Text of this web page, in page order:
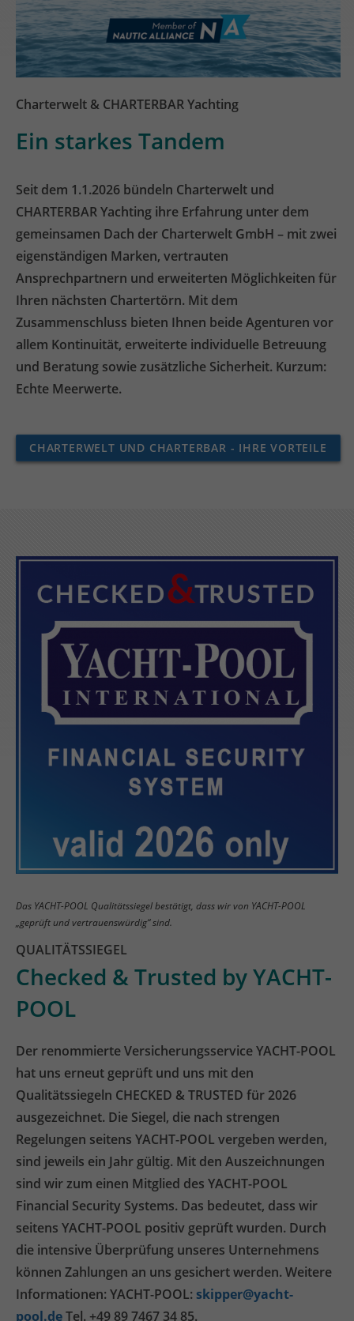
Charterwelt & CHARTERBAR Yachting
Ein starkes Tandem
Seit dem 1.1.2026 bündeln Charterwelt und
CHARTERBAR Yachting ihre Erfahrung unter dem
gemeinsamen Dach der Charterwelt GmbH – mit zwei
eigenständigen Marken, vertrauten
Ansprechpartnern und erweiterten Möglichkeiten für
Ihren nächsten Chartertörn. Mit dem
Zusammenschluss bieten Ihnen beide Agenturen vor
allem Kontinuität, erweiterte individuelle Betreuung
und Beratung sowie zusätzliche Sicherheit. Kurzum:
Echte Meerwerte.
CHARTERWELT UND CHARTERBAR - IHRE VORTEILE
Das YACHT-POOL Qualitätssiegel bestätigt, dass wir von YACHT-POOL
„geprüft und vertrauenswürdig“ sind.
QUALITÄTSSIEGEL
Checked & Trusted by YACHT-
POOL
Der renommierte Versicherungsservice YACHT-POOL
hat uns erneut geprüft und uns mit den
Qualitätssiegeln CHECKED & TRUSTED für 2026
ausgezeichnet. Die Siegel, die nach strengen
Regelungen seitens YACHT-POOL vergeben werden,
sind jeweils ein Jahr gültig. Mit den Auszeichnungen
sind wir zum einen Mitglied des YACHT-POOL
Financial Security Systems. Das bedeutet, dass wir
seitens YACHT-POOL positiv geprüft wurden. Durch
die intensive Überprüfung unseres Unternehmens
können Zahlungen an uns gesichert werden. Weitere
Informationen: YACHT-POOL: skipper@yacht-
pool.deTel. +49 89 7467 34 85.